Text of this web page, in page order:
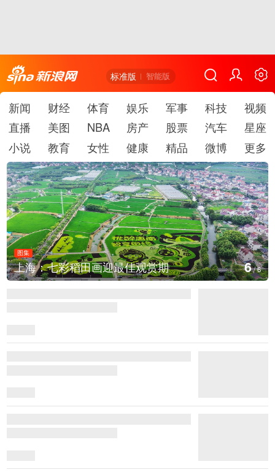
标准版 智能版
新闻 财经 体育 娱乐 军事 科技
视频
直播
美图 NBA 房产 股票 汽车
星座
小说
教育 女性 健康 精品 微博 更多
图集
上海：七彩稻田画迎最佳观赏期 6/6